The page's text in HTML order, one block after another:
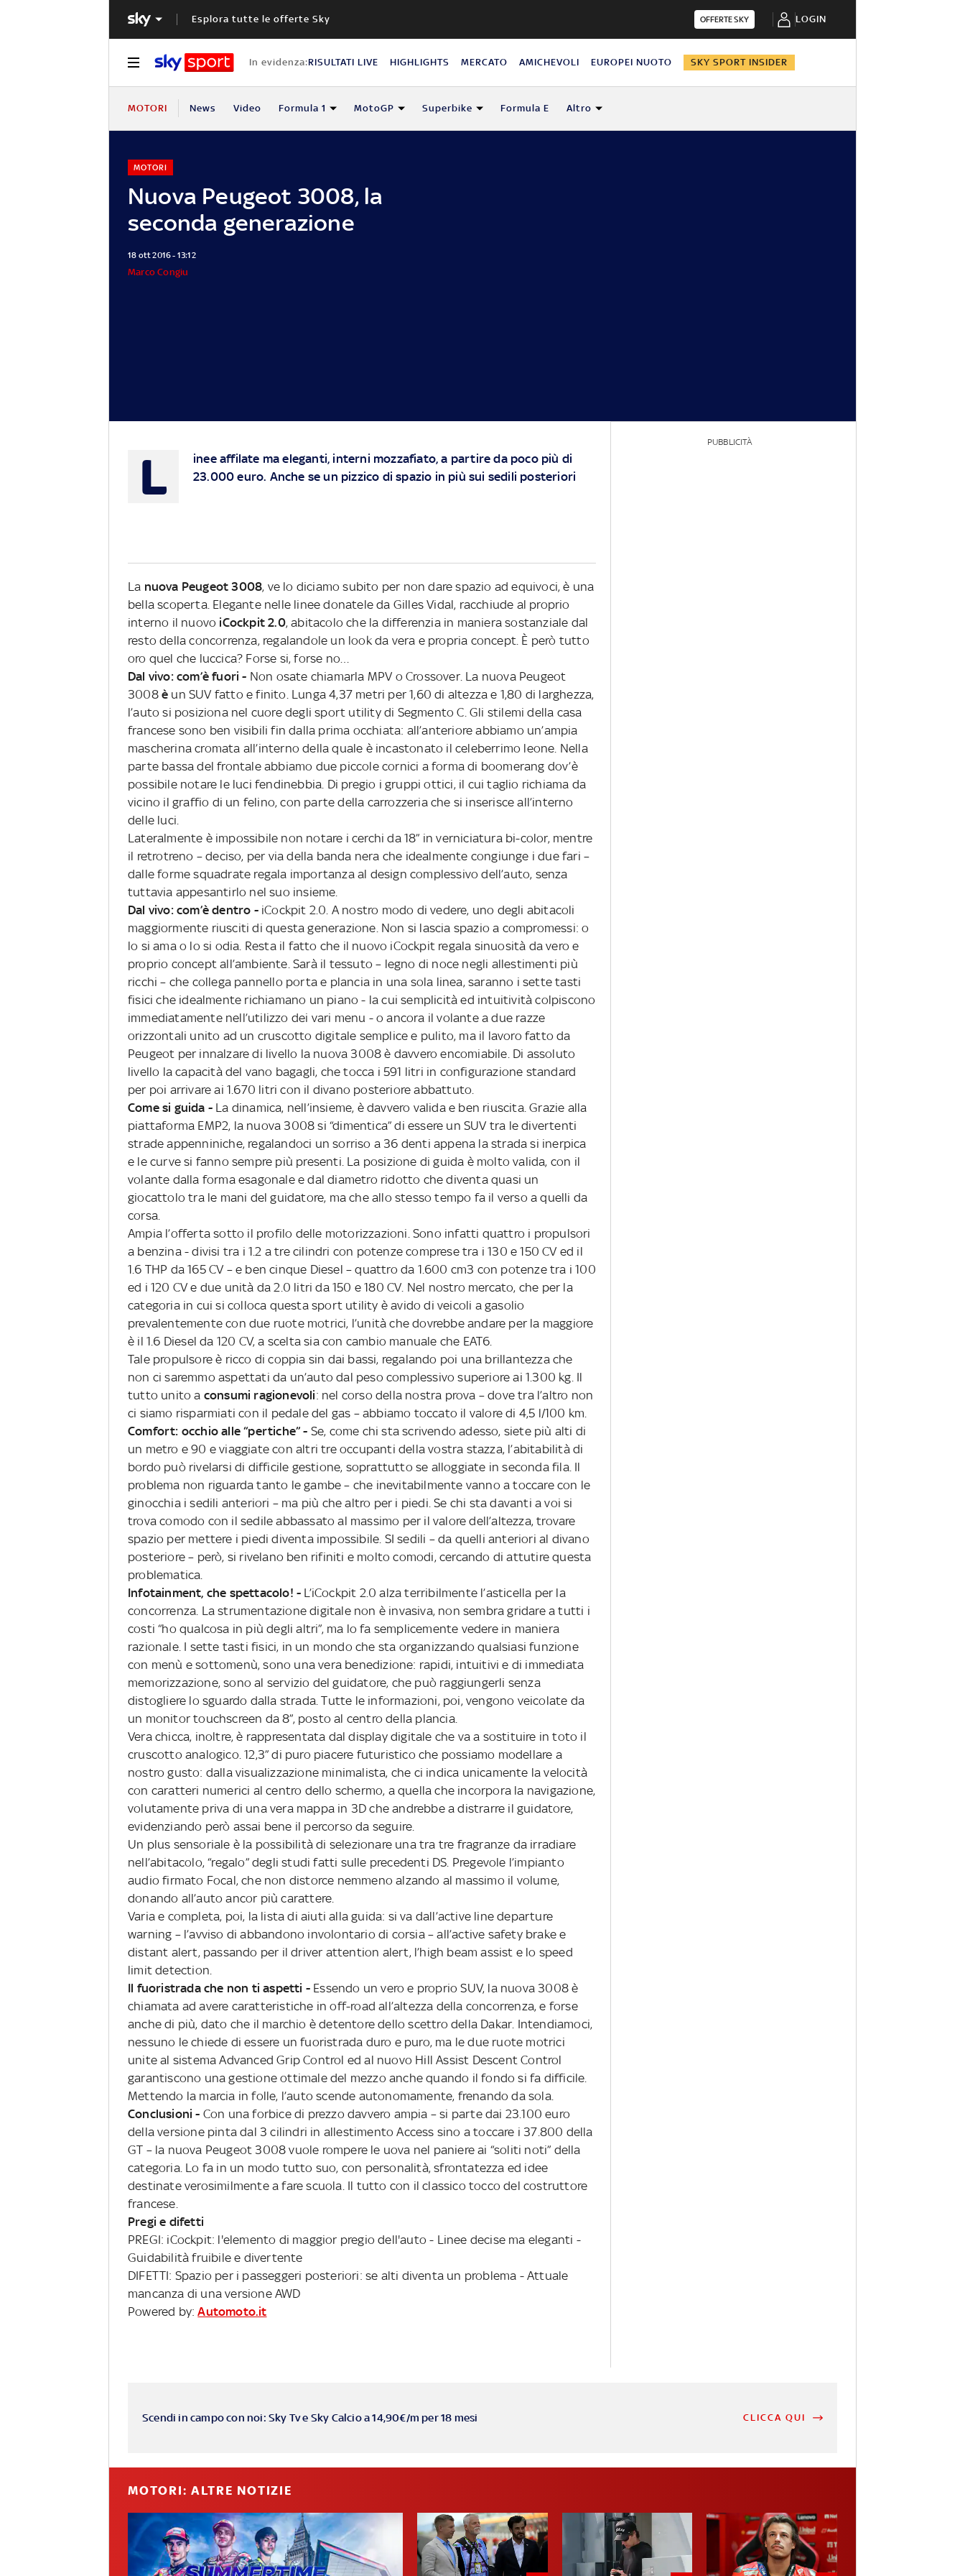
Esplora tutte le offerte Sky OFFERTE SKY LOGIN
In evidenza:RISULTATI LIVE HIGHLIGHTS MERCATO AMICHEVOLI EUROPEI NUOTO SKY SPORT INSIDER
MOTORI News Video Formula 1 MotoGP Superbike Formula E Altro
Nuova Peugeot 3008, la
seconda generazione
MOTORI
18 ott 2016 - 13:12
Marco Congiu
L
inee affilate ma eleganti, interni mozzafiato, a partire da poco più di
23.000 euro. Anche se un pizzico di spazio in più sui sedili posteriori
La nuova Peugeot 3008, ve lo diciamo subito per non dare spazio ad equivoci, è una
bella scoperta. Elegante nelle linee donatele da Gilles Vidal, racchiude al proprio
interno il nuovo iCockpit 2.0, abitacolo che la differenzia in maniera sostanziale dal
resto della concorrenza, regalandole un look da vera e propria concept. È però tutto
oro quel che luccica? Forse si, forse no…
Dal vivo: com’è fuori - Non osate chiamarla MPV o Crossover. La nuova Peugeot
3008è un SUV fatto e finito. Lunga 4,37 metri per 1,60 di altezza e 1,80 di larghezza,
l’auto si posiziona nel cuore degli sport utility di Segmento C. Gli stilemi della casa
francese sono ben visibili fin dalla prima occhiata: all’anteriore abbiamo un’ampia
mascherina cromata all’interno della quale è incastonato il celeberrimo leone. Nella
parte bassa del frontale abbiamo due piccole cornici a forma di boomerang dov’è
possibile notare le luci fendinebbia. Di pregio i gruppi ottici, il cui taglio richiama da
vicino il graffio di un felino, con parte della carrozzeria che si inserisce all’interno
delle luci.
Lateralmente è impossibile non notare i cerchi da 18” in verniciatura bi-color, mentre
il retrotreno – deciso, per via della banda nera che idealmente congiunge i due fari –
dalle forme squadrate regala importanza al design complessivo dell’auto, senza
tuttavia appesantirlo nel suo insieme.
Dal vivo: com’è dentro -iCockpit 2.0. A nostro modo di vedere, uno degli abitacoli
maggiormente riusciti di questa generazione. Non si lascia spazio a compromessi: o
lo si ama o lo si odia. Resta il fatto che il nuovo iCockpit regala sinuosità da vero e
proprio concept all’ambiente. Sarà il tessuto – legno di noce negli allestimenti più
ricchi – che collega pannello porta e plancia in una sola linea, saranno i sette tasti
fisici che idealmente richiamano un piano - la cui semplicità ed intuitività colpiscono
immediatamente nell’utilizzo dei vari menu - o ancora il volante a due razze
orizzontali unito ad un cruscotto digitale semplice e pulito, ma il lavoro fatto da
Peugeot per innalzare di livello la nuova 3008 è davvero encomiabile. Di assoluto
livello la capacità del vano bagagli, che tocca i 591 litri in configurazione standard
per poi arrivare ai 1.670 litri con il divano posteriore abbattuto.
Come si guida - La dinamica, nell’insieme, è davvero valida e ben riuscita. Grazie alla
piattaforma EMP2, la nuova 3008 si “dimentica” di essere un SUV tra le divertenti
strade appenniniche, regalandoci un sorriso a 36 denti appena la strada si inerpica
e le curve si fanno sempre più presenti. La posizione di guida è molto valida, con il
volante dalla forma esagonale e dal diametro ridotto che diventa quasi un
giocattolo tra le mani del guidatore, ma che allo stesso tempo fa il verso a quelli da
corsa.
Ampia l’offerta sotto il profilo delle motorizzazioni. Sono infatti quattro i propulsori
a benzina - divisi tra i 1.2 a tre cilindri con potenze comprese tra i 130 e 150 CV ed il
1.6 THP da 165 CV – e ben cinque Diesel – quattro da 1.600 cm3 con potenze tra i 100
ed i 120 CV e due unità da 2.0 litri da 150 e 180 CV. Nel nostro mercato, che per la
categoria in cui si colloca questa sport utility è avido di veicoli a gasolio
prevalentemente con due ruote motrici, l’unità che dovrebbe andare per la maggiore
è il 1.6 Diesel da 120 CV, a scelta sia con cambio manuale che EAT6.
Tale propulsore è ricco di coppia sin dai bassi, regalando poi una brillantezza che
non ci saremmo aspettati da un’auto dal peso complessivo superiore ai 1.300 kg. Il
tutto unito a consumi ragionevoli: nel corso della nostra prova – dove tra l’altro non
ci siamo risparmiati con il pedale del gas – abbiamo toccato il valore di 4,5 l/100 km.
Comfort: occhio alle “pertiche” - Se, come chi sta scrivendo adesso, siete più alti di
un metro e 90 e viaggiate con altri tre occupanti della vostra stazza, l’abitabilità di
bordo può rivelarsi di difficile gestione, soprattutto se alloggiate in seconda fila. Il
problema non riguarda tanto le gambe – che inevitabilmente vanno a toccare con le
ginocchia i sedili anteriori – ma più che altro per i piedi. Se chi sta davanti a voi si
trova comodo con il sedile abbassato al massimo per il valore dell’altezza, trovare
spazio per mettere i piedi diventa impossibile. SI sedili – da quelli anteriori al divano
posteriore – però, si rivelano ben rifiniti e molto comodi, cercando di attutire questa
problematica.
Infotainment, che spettacolo! - L’iCockpit 2.0 alza terribilmente l’asticella per la
concorrenza. La strumentazione digitale non è invasiva, non sembra gridare a tutti i
costi “ho qualcosa in più degli altri”, ma lo fa semplicemente vedere in maniera
razionale. I sette tasti fisici, in un mondo che sta organizzando qualsiasi funzione
con menù e sottomenù, sono una vera benedizione: rapidi, intuitivi e di immediata
memorizzazione, sono al servizio del guidatore, che può raggiungerli senza
distogliere lo sguardo dalla strada. Tutte le informazioni, poi, vengono veicolate da
un monitor touchscreen da 8”, posto al centro della plancia.
Vera chicca, inoltre, è rappresentata dal display digitale che va a sostituire in toto il
cruscotto analogico. 12,3” di puro piacere futuristico che possiamo modellare a
nostro gusto: dalla visualizzazione minimalista, che ci indica unicamente la velocità
con caratteri numerici al centro dello schermo, a quella che incorpora la navigazione,
volutamente priva di una vera mappa in 3D che andrebbe a distrarre il guidatore,
evidenziando però assai bene il percorso da seguire.
Un plus sensoriale è la possibilità di selezionare una tra tre fragranze da irradiare
nell’abitacolo, “regalo” degli studi fatti sulle precedenti DS. Pregevole l’impianto
audio firmato Focal, che non distorce nemmeno alzando al massimo il volume,
donando all’auto ancor più carattere.
Varia e completa, poi, la lista di aiuti alla guida: si va dall’active line departure
warning – l’avviso di abbandono involontario di corsia – all’active safety brake e
distant alert, passando per il driver attention alert, l’high beam assist e lo speed
limit detection.
Il fuoristrada che non ti aspetti - Essendo un vero e proprio SUV, la nuova 3008 è
chiamata ad avere caratteristiche in off-road all’altezza della concorrenza, e forse
anche di più, dato che il marchio è detentore dello scettro della Dakar. Intendiamoci,
nessuno le chiede di essere un fuoristrada duro e puro, ma le due ruote motrici
unite al sistema Advanced Grip Control ed al nuovo Hill Assist Descent Control
garantiscono una gestione ottimale del mezzo anche quando il fondo si fa difficile.
Mettendo la marcia in folle, l’auto scende autonomamente, frenando da sola.
Conclusioni - Con una forbice di prezzo davvero ampia – si parte dai 23.100 euro
della versione pinta dal 3 cilindri in allestimento Access sino a toccare i 37.800 della
GT – la nuova Peugeot 3008 vuole rompere le uova nel paniere ai “soliti noti” della
categoria. Lo fa in un modo tutto suo, con personalità, sfrontatezza ed idee
destinate verosimilmente a fare scuola. Il tutto con il classico tocco del costruttore
francese.
Pregi e difetti
PREGI: iCockpit: l'elemento di maggior pregio dell'auto - Linee decise ma eleganti -
Guidabilità fruibile e divertente
DIFETTI: Spazio per i passeggeri posteriori: se alti diventa un problema - Attuale
mancanza di una versione AWD
Powered by:Automoto.it
PUBBLICITÀ
Scendi in campo con noi: Sky Tv e Sky Calcio a 14,90€/m per 18 mesi CLICCA QUI
MOTORI: ALTRE NOTIZIE